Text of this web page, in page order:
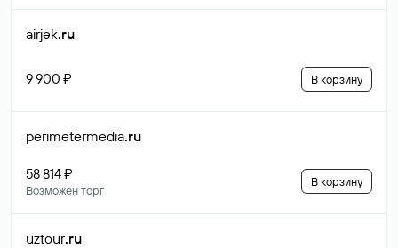
airjek.ru
9 900 ₽ В корзину
perimetermedia.ru
58 814 ₽
Возможен торг
В корзину
uztour.ru